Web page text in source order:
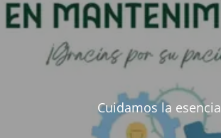
Cuidamos la esencia